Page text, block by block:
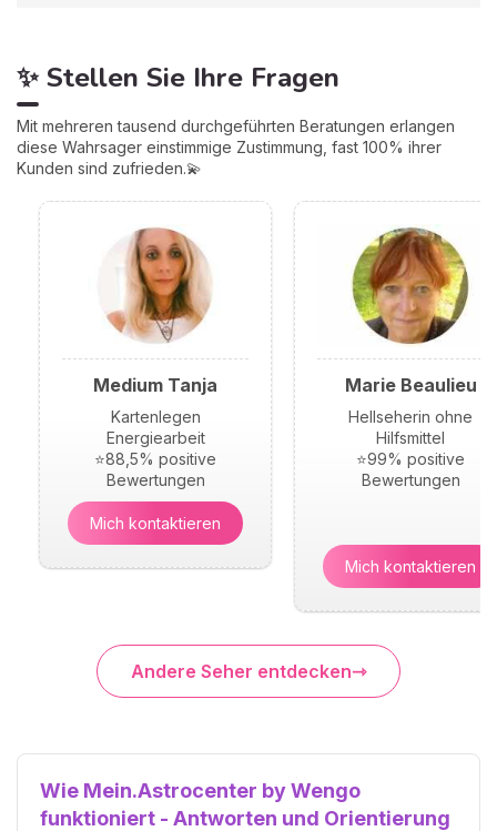
✨ Stellen Sie Ihre Fragen
Mit mehreren tausend durchgeführten Beratungen erlangen
diese Wahrsager einstimmige Zustimmung, fast 100% ihrer
Kunden sind zufrieden.💫
Medium Tanja
Kartenlegen
Energiearbeit
⭐88,5% positive
Bewertungen
Mich kontaktieren
Marie Beaulieu
Hellseherin ohne
Hilfsmittel
⭐99% positive
Bewertungen
Mich kontaktieren
Andere Seher entdecken
Wie Mein.Astrocenter by Wengo
funktioniert - Antworten und Orientierung